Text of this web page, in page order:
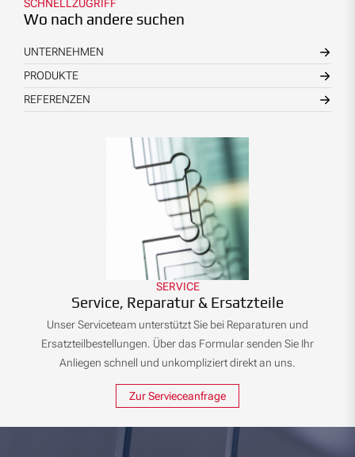
SCHNELLZUGRIFF
Wo nach andere suchen
UNTERNEHMEN
PRODUKTE
REFERENZEN
SERVICE
Service, Reparatur & Ersatzteile
Unser Serviceteam unterstützt Sie bei Reparaturen und
Ersatzteilbestellungen. Über das Formular senden Sie Ihr
Anliegen schnell und unkompliziert direkt an uns.
Zur Servieceanfrage